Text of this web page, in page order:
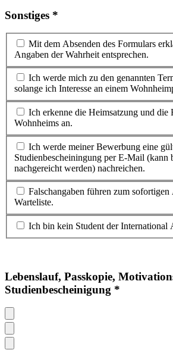
Sonstiges *
Mit dem Absenden des Formulars
Angaben der Wahrheit entsprechen.
Ich werde mich zu den genannten
solange ich Interesse an einem
Ich erkenne die Heimsatzung und die
Wohnheims an.
Ich werde meiner Bewerbung eine
Studienbescheiningung per E-Mail (kann
nachgereicht werden) nachreichen.
Falschangaben führen zum sofortigen
Warteliste.
Ich bin kein Student der International
Lebenslauf, Passkopie,
Studienbescheinigung *